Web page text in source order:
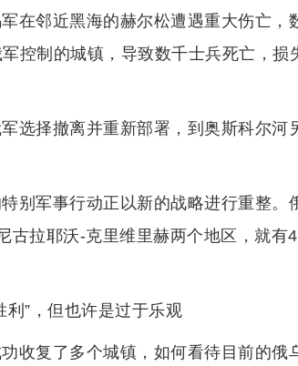
在邻近黑海的赫尔松遭遇重大伤亡，
控制的城镇，导致数千士兵死亡，损
选择撤离并重新部署，到奥斯科尔河
别军事行动正以新的战略进行重整。
古拉耶沃-克里维里赫两个地区，就有
利”，但也许是过于乐观
收复了多个城镇，如何看待目前的俄